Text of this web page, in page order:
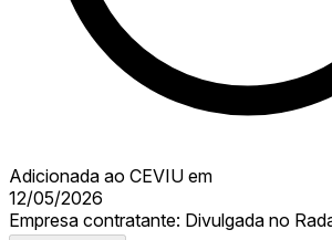
Adicionada ao CEVIU em
12/05/2026
Empresa contratante: Divulgada no